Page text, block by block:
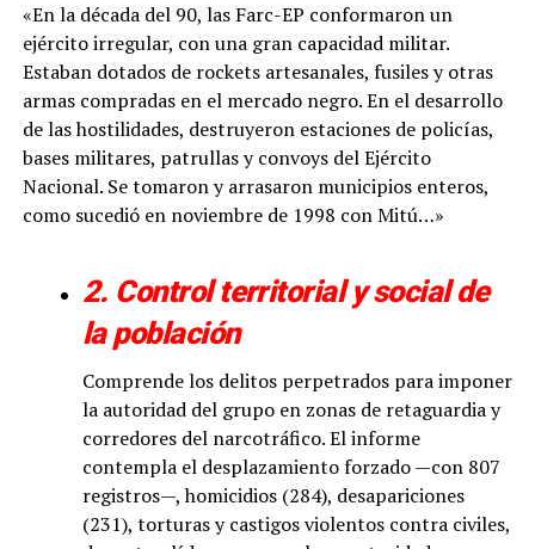
«En la década del 90, las Farc-EP conformaron un
ejército irregular, con una gran capacidad militar.
Estaban dotados de rockets artesanales, fusiles y otras
armas compradas en el mercado negro. En el desarrollo
de las hostilidades, destruyeron estaciones de policías,
bases militares, patrullas y convoys del Ejército
Nacional. Se tomaron y arrasaron municipios enteros,
como sucedió en noviembre de 1998 con Mitú…»
2. Control territorial y social de
la población
Comprende los delitos perpetrados para imponer
la autoridad del grupo en zonas de retaguardia y
corredores del narcotráfico. El informe
contempla el desplazamiento forzado —con 807
registros—, homicidios (284), desapariciones
(231), torturas y castigos violentos contra civiles,